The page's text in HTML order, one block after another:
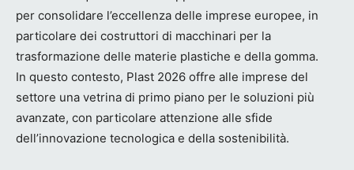
per consolidare l’eccellenza delle imprese europee, in
particolare dei costruttori di macchinari per la
trasformazione delle materie plastiche e della gomma.
In questo contesto, Plast 2026 offre alle imprese del
settore una vetrina di primo piano per le soluzioni più
avanzate, con particolare attenzione alle sfide
dell’innovazione tecnologica e della sostenibilità.